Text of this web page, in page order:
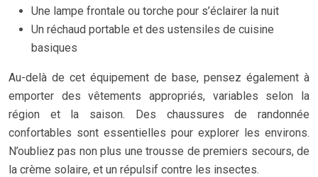
Une lampe frontale ou torche pour s’éclairer la nuit
Un réchaud portable et des ustensiles de cuisine
basiques
Au-delà de cet équipement de base, pensez également à
emporter des vêtements appropriés, variables selon la
région et la saison. Des chaussures de randonnée
confortables sont essentielles pour explorer les environs.
N’oubliez pas non plus une trousse de premiers secours, de
la crème solaire, et un répulsif contre les insectes.